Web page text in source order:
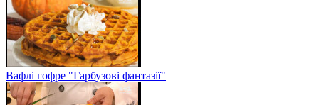
Вафлі гофре "Гарбузові фантазії"